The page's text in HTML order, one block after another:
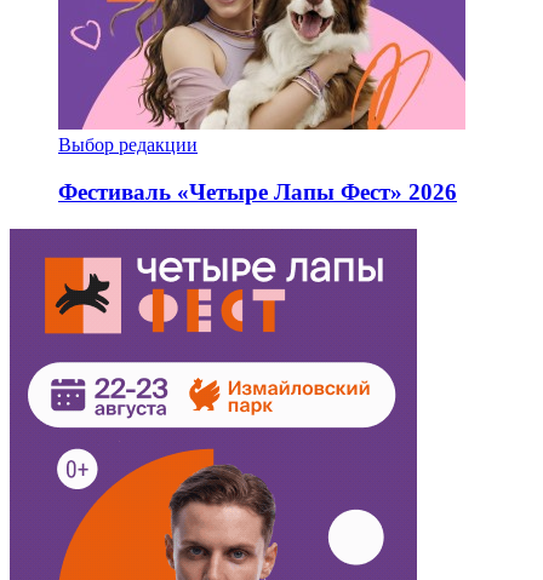
Выбор редакции
Фестиваль «Четыре Лапы Фест» 2026